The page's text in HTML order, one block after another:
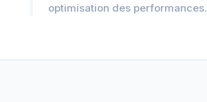
optimisation des performances.